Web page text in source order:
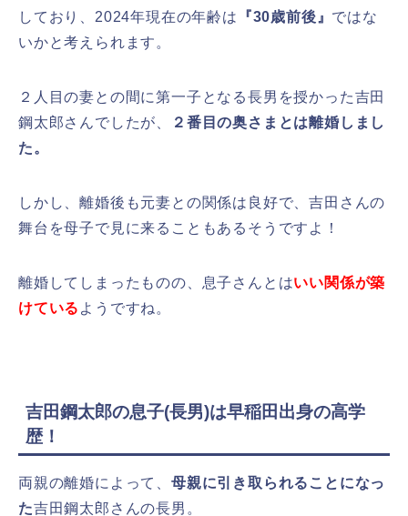
しており、2024年現在の年齢は
『30歳前後』 ではな
いかと考えられます。
２人目の妻との間に第一子となる長男を授かった吉田
鋼太郎さんでしたが、
２番目の奥さまとは離婚しまし
た。
しかし、離婚後も元妻との関係は良好で、吉田さんの
舞台を母子で見に来ることもあるそうですよ！
離婚してしまったものの、息子さんとはいい関係が築
けている ようですね。
吉田鋼太郎の息子(長男)は早稲田出身の高学
歴！
両親の離婚によって、 母親に引き取られることになっ
た吉田鋼太郎さんの長男。